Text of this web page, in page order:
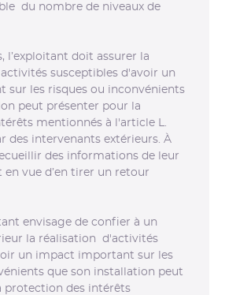
du nombre de niveaux de
l’exploitant doit assurer la
susceptibles d'avoir un
sur les risques ou inconvénients
peut présenter pour la
mentionnés à l'article L.
des intervenants extérieurs. À
des informations de leur
vue d’en tirer un retour
envisage de confier à un
la réalisation d'activités
un impact important sur les
que son installation peut
protection des intérêts